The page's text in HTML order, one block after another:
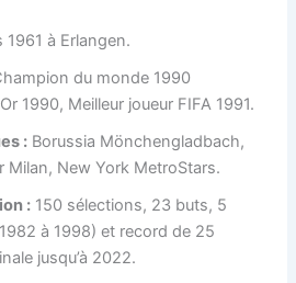
1961 à Erlangen.
du monde 1990
1990, Meilleur joueur FIFA 1991.
: Borussia Mönchengladbach,
Milan, New York MetroStars.
: 150 sélections, 23 buts, 5
à 1998) et record de 25
jusqu’à 2022.